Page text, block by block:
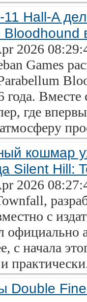
Hall-A
2026
Games
года. Вместе
где
кошмар
Silent Hill:
2026
с
с начала
Double